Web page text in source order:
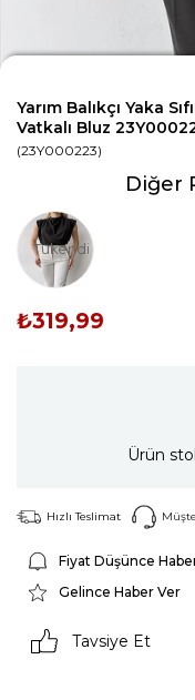
Yarım Balıkçı Yaka
Vatkalı Bluz
(23Y000223)
Diğer
Tükendi
₺319,99
Ürün
Hızlı Teslimat
Fiyat Düşünce
Gelince Haber Ver
Tavsiye Et